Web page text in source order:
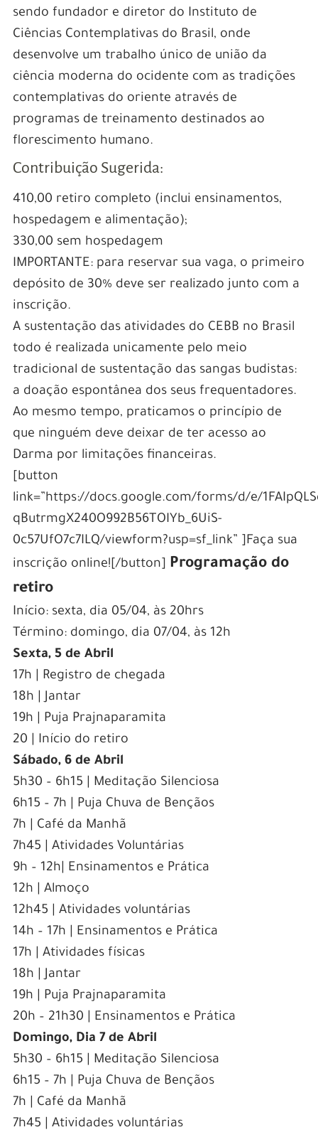
sendo fundador e diretor do Instituto de
Ciências Contemplativas do Brasil, onde
desenvolve um trabalho único de união da
ciência moderna do ocidente com as tradições
contemplativas do oriente através de
programas de treinamento destinados ao
florescimento humano.
Contribuição Sugerida:
410,00 retiro completo (inclui ensinamentos,
hospedagem e alimentação);
330,00 sem hospedagem
IMPORTANTE: para reservar sua vaga, o primeiro
depósito de 30% deve ser realizado junto com a
inscrição.
A sustentação das atividades do CEBB no Brasil
todo é realizada unicamente pelo meio
tradicional de sustentação das sangas budistas:
a doação espontânea dos seus frequentadores.
Ao mesmo tempo, praticamos o princípio de
que ninguém deve deixar de ter acesso ao
Darma por limitações financeiras.
[button
link=”https://docs.google.com/forms/d/e/
qButrmgX240O992B56TOIYb_6UiS-
0c57UfO7c7ILQ/viewform?usp=sf_link” ]Faça sua
inscrição online![/button] Programação do
retiro
Início: sexta, dia 05/04, às 20hrs
Término: domingo, dia 07/04, às 12h
Sexta, 5 de Abril
17h | Registro de chegada
18h | Jantar
19h | Puja Prajnaparamita
20 | Início do retiro
Sábado, 6 de Abril
5h30 – 6h15 | Meditação Silenciosa
6h15 – 7h | Puja Chuva de Bençãos
7h | Café da Manhã
7h45 | Atividades Voluntárias
9h – 12h| Ensinamentos e Prática
12h | Almoço
12h45 | Atividades voluntárias
14h – 17h | Ensinamentos e Prática
17h | Atividades físicas
18h | Jantar
19h | Puja Prajnaparamita
20h – 21h30 | Ensinamentos e Prática
Domingo, Dia 7 de Abril
5h30 – 6h15 | Meditação Silenciosa
6h15 – 7h | Puja Chuva de Bençãos
7h | Café da Manhã
7h45 | Atividades voluntárias